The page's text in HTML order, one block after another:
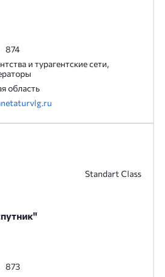
874
и турагентские сети,
область
Standart Class
873